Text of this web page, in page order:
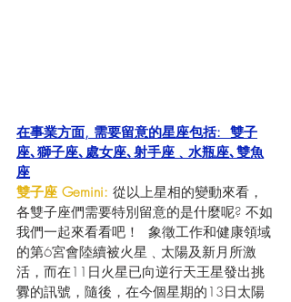
在事業方面, 需要留意的星座包括:  雙子
座､獅子座､處女座､射手座﹑水瓶座､雙魚
座
雙子座 Gemini: 從以上星相的變動來看，
各雙子座們需要特別留意的是什麼呢? 不如
我們一起來看看吧！  象徵工作和健康領域
的第6宮會陸續被火星﹑太陽及新月所激
活，而在11日火星已向逆行天王星發出挑
釁的訊號，隨後，在今個星期的13日太陽